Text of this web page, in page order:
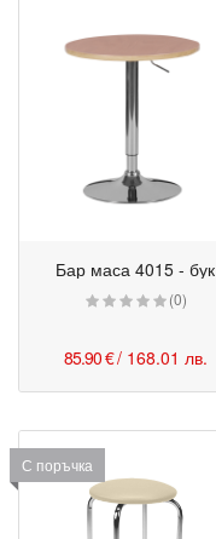
Бар маса 4015 - бук
(0)
85.90 €/ 168.01 лв.
С поръчка